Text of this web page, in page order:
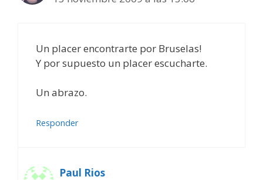
Un placer encontrarte por Bruselas!
Y por supuesto un placer escucharte.
Un abrazo.
Responder
Paul Rios